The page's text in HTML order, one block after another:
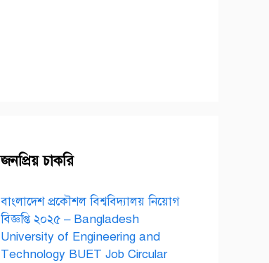
জনপ্রিয় চাকরি
বাংলাদেশ প্রকৌশল বিশ্ববিদ্যালয় নিয়োগ
বিজ্ঞপ্তি ২০২৫ – Bangladesh
University of Engineering and
Technology BUET Job Circular